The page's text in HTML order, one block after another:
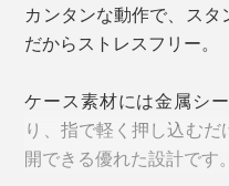
然と肩が開いて、背筋も
カンタンな動作で、ス
だからストレスフリー。
ケース素材には金属シ
り、指で軽く押し込む
開できる優れた設計です。